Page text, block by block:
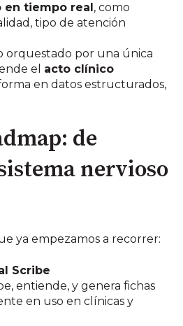
en tiempo real, como
tipo de atención
orquestado por una única
el acto clínico
en datos estructurados,
de
nervioso
ya empezamos a recorrer:
Scribe
entiende, y genera fichas
en uso en clínicas y